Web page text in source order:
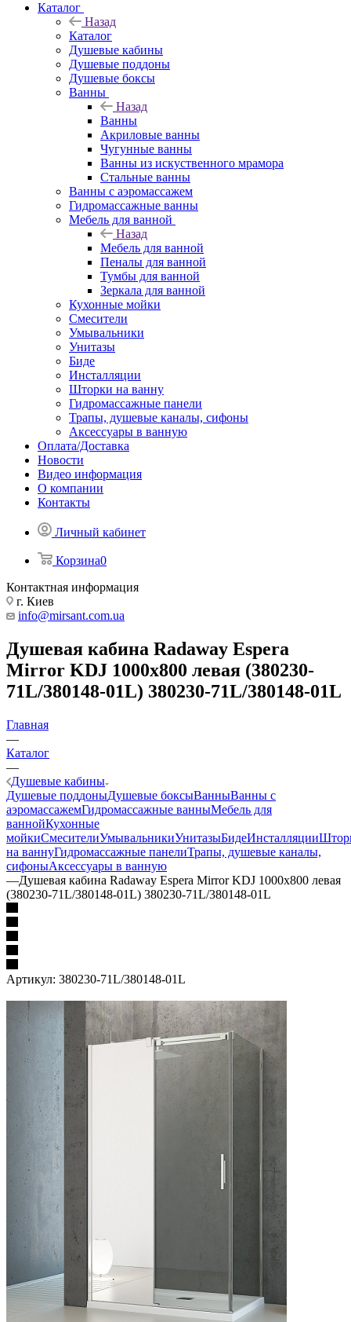
Каталог
Назад
Каталог
Душевые кабины
Душевые поддоны
Душевые боксы
Ванны
Назад
Ванны
Акриловые ванны
Чугунные ванны
Ванны из искуственного мрамора
Стальные ванны
Ванны с аэромассажем
Гидромассажные ванны
Мебель для ванной
Назад
Мебель для ванной
Пеналы для ванной
Тумбы для ванной
Зеркала для ванной
Кухонные мойки
Смесители
Умывальники
Унитазы
Биде
Инсталляции
Шторки на ванну
Гидромассажные панели
Трапы, душевые каналы, сифоны
Аксессуары в ванную
Оплата/Доставка
Новости
Видео информация
О компании
Контакты
Личный кабинет
Корзина0
Контактная информация
г. Киев
info@mirsant.com.ua
Душевая кабина Radaway Espera
Mirror KDJ 1000x800 левая (380230-
71L/380148-01L) 380230-71L/380148-01L
Главная
—
Каталог
—
Душевые кабины
Душевые поддоныДушевые боксыВанныВанны с
аэромассажемГидромассажные ванныМебель для
ваннойКухонные
мойкиСмесителиУмывальникиУнитазыБидеИнсталляции
на ваннуГидромассажные панелиТрапы, душевые каналы,
сифоныАксессуары в ванную
—Душевая кабина Radaway Espera Mirror KDJ 1000x800 левая
(380230-71L/380148-01L) 380230-71L/380148-01L
Артикул: 380230-71L/380148-01L